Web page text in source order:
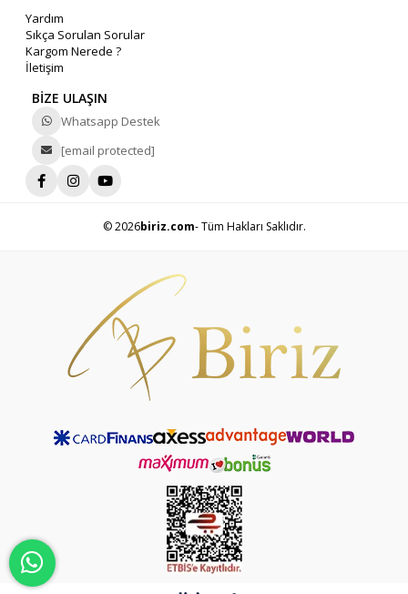
Yardım
Sıkça Sorulan Sorular
Kargom Nerede ?
İletişim
BİZE ULAŞIN
Whatsapp Destek
[email protected]
© 2026biriz.com- Tüm Hakları Saklıdır.